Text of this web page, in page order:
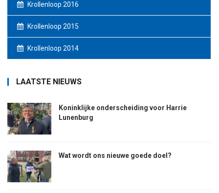
Krollenloop 2016
Krollenloop 2015
Krollenloop 2014
LAATSTE NIEUWS
Koninklijke onderscheiding voor Harrie
Lunenburg
Wat wordt ons nieuwe goede doel?